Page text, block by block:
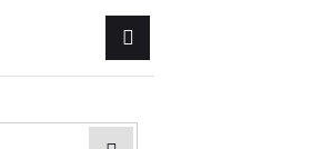
Přihlášení/